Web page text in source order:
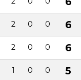
2 0 0
6
2 0 0
6
1 0 0
5